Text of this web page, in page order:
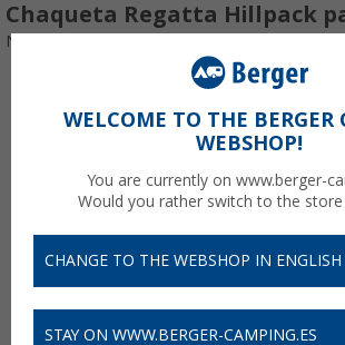
Chaqueta Regatta Hillpack
Nº de artículo RegattaHillpackKinderjacke767016
WELCOME TO THE BERGER
WEBSHOP!
You are currently on www.berger-
Would you rather switch to the store
CHANGE TO THE WEBSHOP IN ENGLISH
STAY ON WWW.BERGER-CAMPING.ES